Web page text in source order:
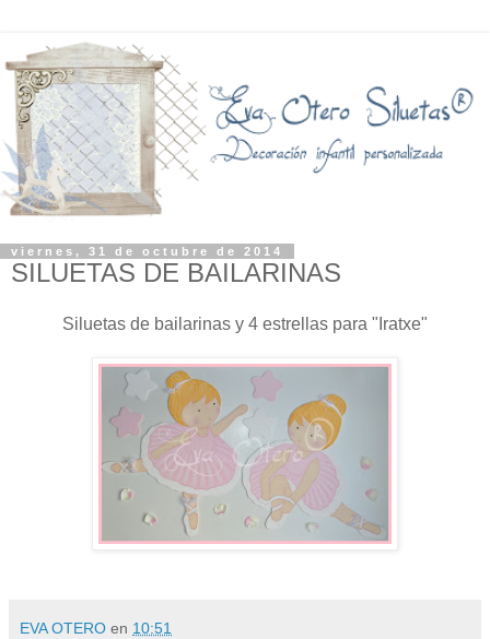
viernes, 31 de octubre de 2014
SILUETAS DE BAILARINAS
Siluetas de bailarinas y 4 estrellas para "Iratxe"
EVA OTERO en 10:51